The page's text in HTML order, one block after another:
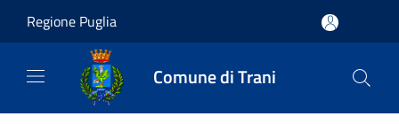
Regione Puglia
Comune di Trani